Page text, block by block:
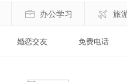
办公学习 旅
婚恋交友 免费电话